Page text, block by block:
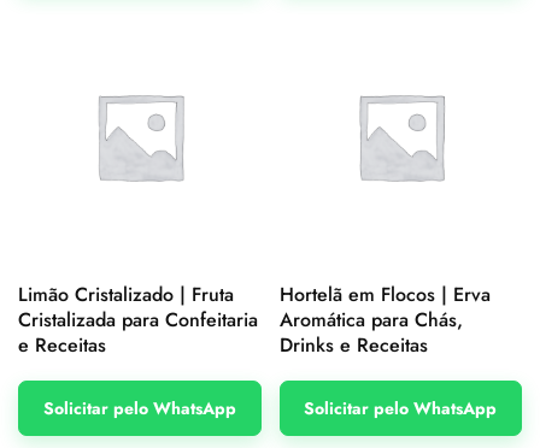
Limão Cristalizado | Fruta
Cristalizada para Confeitaria
e Receitas
Solicitar pelo WhatsApp
Hortelã em Flocos | Erva
Aromática para Chás,
Drinks e Receitas
Solicitar pelo WhatsApp